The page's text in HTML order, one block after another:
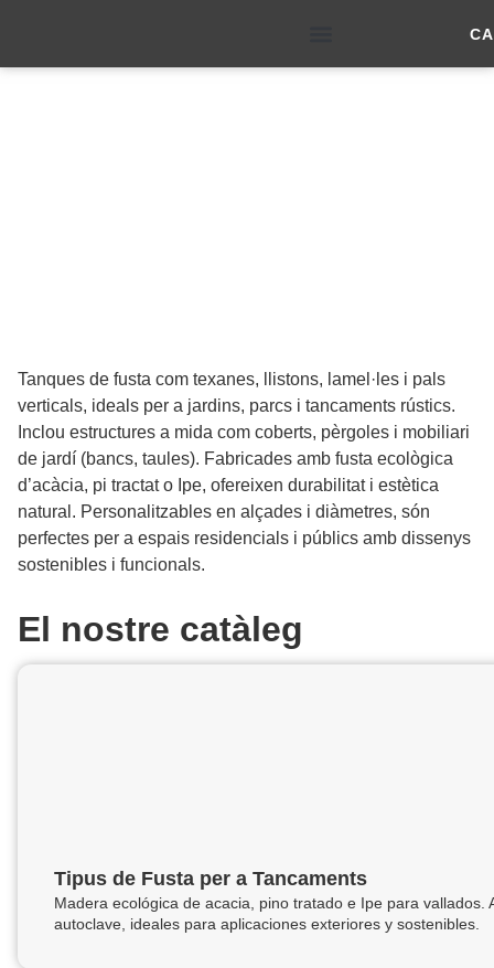
CA
Tanques de fusta com texanes, llistons, lamel·les i pals
verticals, ideals per a jardins, parcs i tancaments rústics.
Inclou estructures a mida com coberts, pèrgoles i mobiliari
de jardí (bancs, taules). Fabricades amb fusta ecològica
d’acàcia, pi tractat o Ipe, ofereixen durabilitat i estètica
natural. Personalitzables en alçades i diàmetres, són
perfectes per a espais residencials i públics amb dissenys
sostenibles i funcionals.
El nostre catàleg
Tipus de Fusta per a Tancaments
Madera ecológica de acacia, pino tratado e Ipe para
autoclave, ideales para aplicaciones exteriores y sostenibles.